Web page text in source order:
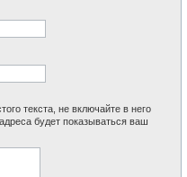
текста, не включайте в него
будет показываться ваш